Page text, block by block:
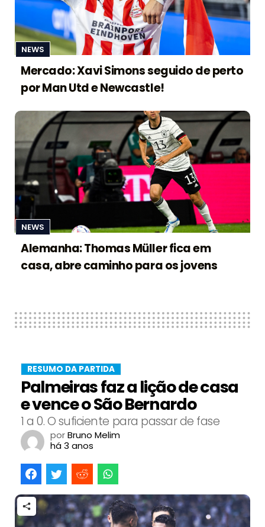
NEWS
Mercado: Xavi Simons seguido de perto
por Man Utd e Newcastle!
NEWS
Alemanha: Thomas Müller fica em
casa, abre caminho para os jovens
RESUMO DA PARTIDA
Palmeiras faz a lição de casa
e vence o São Bernardo
1 a 0. O suficiente para passar de fase
porBruno Melim
há 3 anos